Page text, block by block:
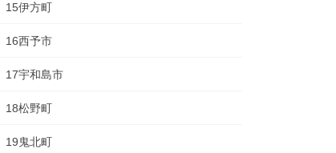
15伊方町
16西予市
17宇和島市
18松野町
19鬼北町